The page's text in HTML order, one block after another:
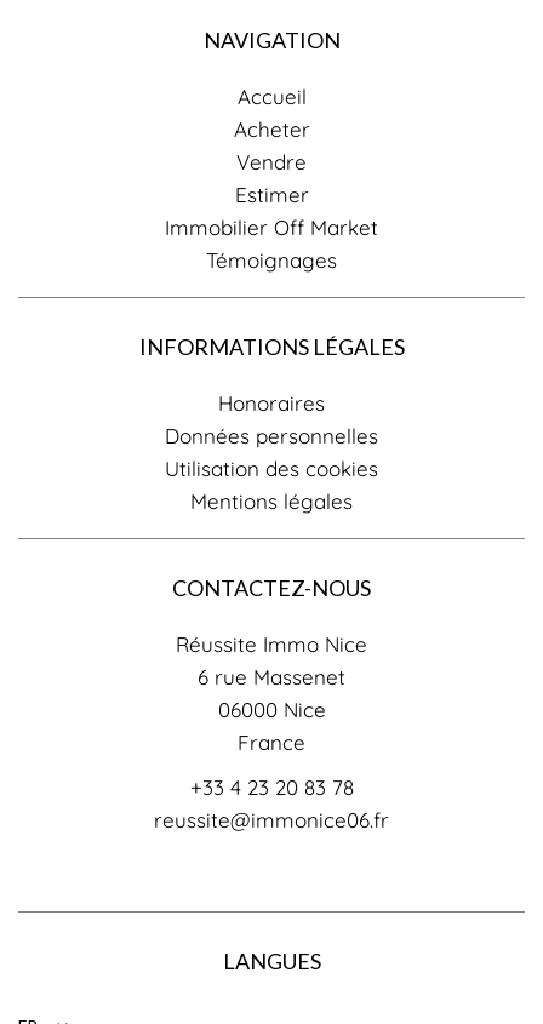
NAVIGATION
Accueil
Acheter
Vendre
Estimer
Immobilier Off Market
Témoignages
INFORMATIONS LÉGALES
Honoraires
Données personnelles
Utilisation des cookies
Mentions légales
CONTACTEZ-NOUS
Réussite Immo Nice
6 rue Massenet
06000Nice
France
+33 4 23 20 83 78
reussite@immonice06.fr
LANGUES